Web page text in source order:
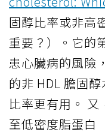
固醇比率或非高
重要？）。它的
患心臟病的風險
的非 HDL 膽固
比率更有用。
至低密度脂蛋白